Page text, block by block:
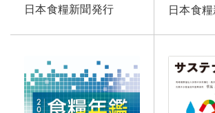
日本食糧新聞発行
日本食